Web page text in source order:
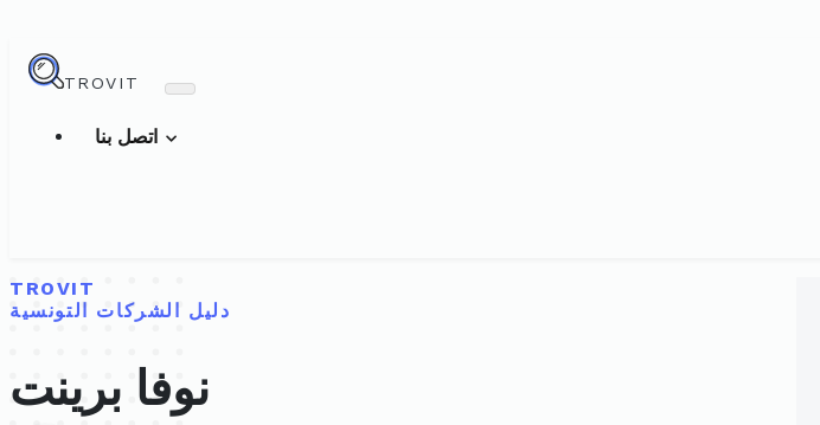
TROVIT
TROVIT
دليل الشركات التونسية
نوفا برينت